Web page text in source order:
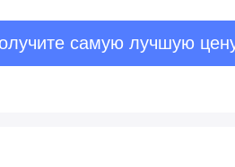
самую лучшую